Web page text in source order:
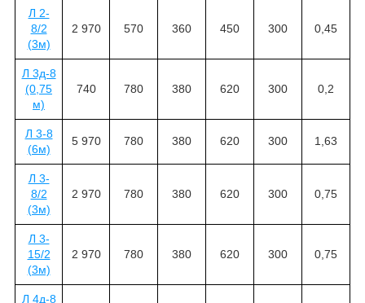
Л 2-
8/2
(3м)
2 970 570 360 450 300 0,45
Л 3д-8
(0,75
м)
740 780 380 620 300 0,2
Л 3-8
(6м)
5 970 780 380 620 300 1,63
Л 3-
8/2
(3м)
2 970 780 380 620 300 0,75
Л 3-
15/2
(3м)
2 970 780 380 620 300 0,75
Л 4д-8